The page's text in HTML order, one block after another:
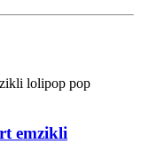
emzikli